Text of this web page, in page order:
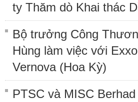
ty Thăm dò Khai thác
Bộ trưởng Công
Hùng làm việc với
Vernova (Hoa Kỳ)
PTSC và MISC